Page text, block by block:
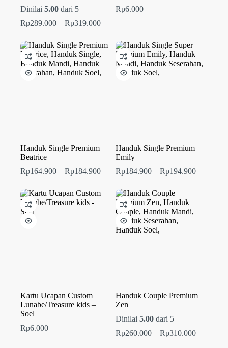
Dinilai 5.00 dari 5
Rp289.000 – Rp319.000Rentang
Rp289.000
hingga
Rp319.000
Rp6.000
Handuk Single Premium
Beatrice
Rp164.900 – Rp184.900Rentang
Rp164.900
hingga
Rp184.900
Handuk Single Premium
Emily
Rp184.900 – Rp194.900Rentang
Kartu Ucapan Custom
Lunabe/Treasure kids –
Soel
Rp6.000
Handuk Couple Premium
Zen
Dinilai 5.00dari 5
Rp260.000 – Rp310.000Rentang